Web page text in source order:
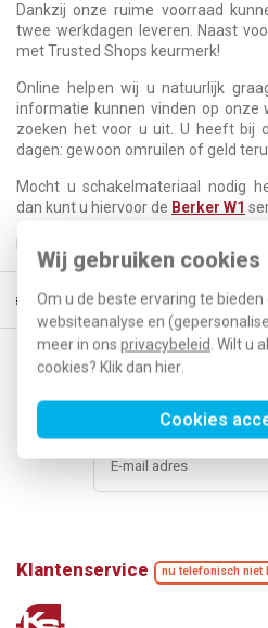
Wij gebruiken cookies
Om u de beste ervaring te
websiteanalyse en
meer in ons privacybeleid . Wilt u
cookies? Klik dan hier
Cookies
Dankzij onze ruime voorraad
twee werkdagen leveren. Naast
met Trusted Shops keurmerk!
Online helpen wij u natuurlijk
informatie kunnen vinden op onze
zoeken het voor u uit. U heeft bij
dagen: gewoon omruilen of geld
Mocht u schakelmateriaal nodig
dan kunt u hiervoor de Berker W1
morgen in huis* 30 dagen
Op de hoogte blijven
Klantenservice nu telefonisch niet